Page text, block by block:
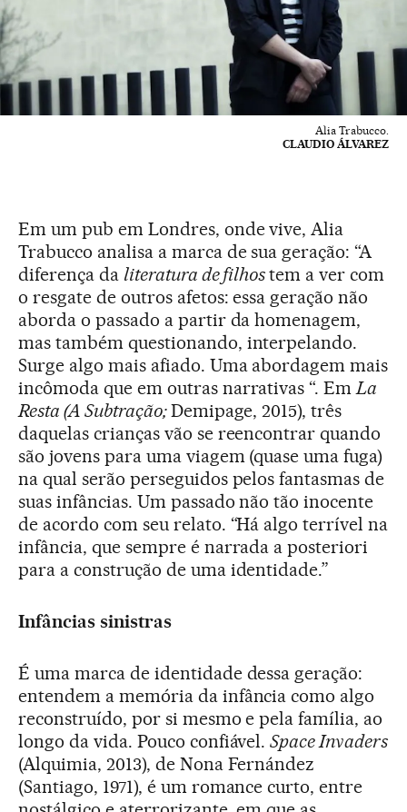
Alia Trabucco.
CLAUDIO ÁLVAREZ
Em um pub em Londres, onde vive, Alia
Trabucco analisa a marca de sua geração: “A
diferença da literatura de filhostem a ver com
o resgate de outros afetos: essa geração não
aborda o passado a partir da homenagem,
mas também questionando, interpelando.
Surge algo mais afiado. Uma abordagem mais
incômoda que em outras narrativas “. EmLa
Resta (A Subtração;Demipage, 2015), três
daquelas crianças vão se reencontrar quando
são jovens para uma viagem (quase uma fuga)
na qual serão perseguidos pelos fantasmas de
suas infâncias. Um passado não tão inocente
de acordo com seu relato. “Há algo terrível na
infância, que sempre é narrada a posteriori
para a construção de uma identidade.”
Infâncias sinistras
É uma marca de identidade dessa geração:
entendem a memória da infância como algo
reconstruído, por si mesmo e pela família, ao
longo da vida. Pouco confiável.Space Invaders
(Alquimia, 2013), de Nona Fernández
(Santiago, 1971), é um romance curto, entre